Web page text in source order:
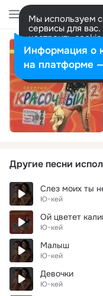
Мы используем
сервисы для
настроить
представитель.
Разрешить все
Другие песни
Слез моих ты
Ю-кей
Ой цветет
Ю-кей
Малыш
Ю-кей
Девочки
Ю-кей
Информация о
на платформе